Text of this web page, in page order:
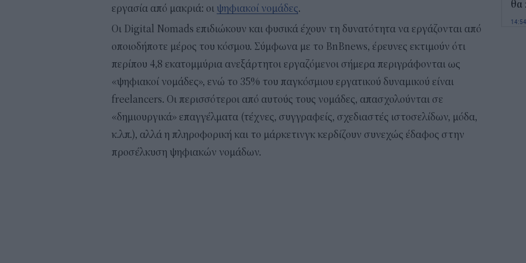
εργασία από μακριά: οι ψηφιακοί νομάδες.
Οι Digital Nomads επιδιώκουν και φυσικά έχουν τη δυνατότητα να εργάζονται από
οποιοδήποτε μέρος του κόσμου. Σύμφωνα με το BnBnews, έρευνες εκτιμούν ότι
περίπου 4,8 εκατομμύρια ανεξάρτητοι εργαζόμενοι σήμερα περιγράφονται ως
«ψηφιακοί νομάδες», ενώ το 35% του παγκόσμιου εργατικού δυναμικού είναι
freelancers. Οι περισσότεροι από αυτούς τους νομάδες, απασχολούνται σε
«δημιουργικά» επαγγέλματα (τέχνες, συγγραφείς, σχεδιαστές ιστοσελίδων, μόδα,
κ.λπ.), αλλά η πληροφορική και το μάρκετινγκ κερδίζουν συνεχώς έδαφος στην
προσέλκυση ψηφιακών νομάδων.
θα
14:54